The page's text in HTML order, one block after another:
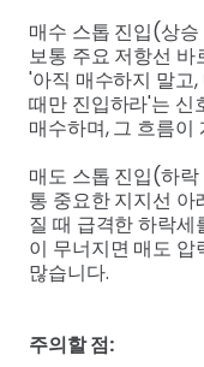
매수 스톱 진입(상
보통 주요 저항선 바
'아직 매수하지 말고
때만 진입하라'는 신
매수하며, 그 흐름이
매도 스톱 진입(하
통 중요한 지지선 아
질 때 급격한 하락
이 무너지면 매도
많습니다.
주의할 점: